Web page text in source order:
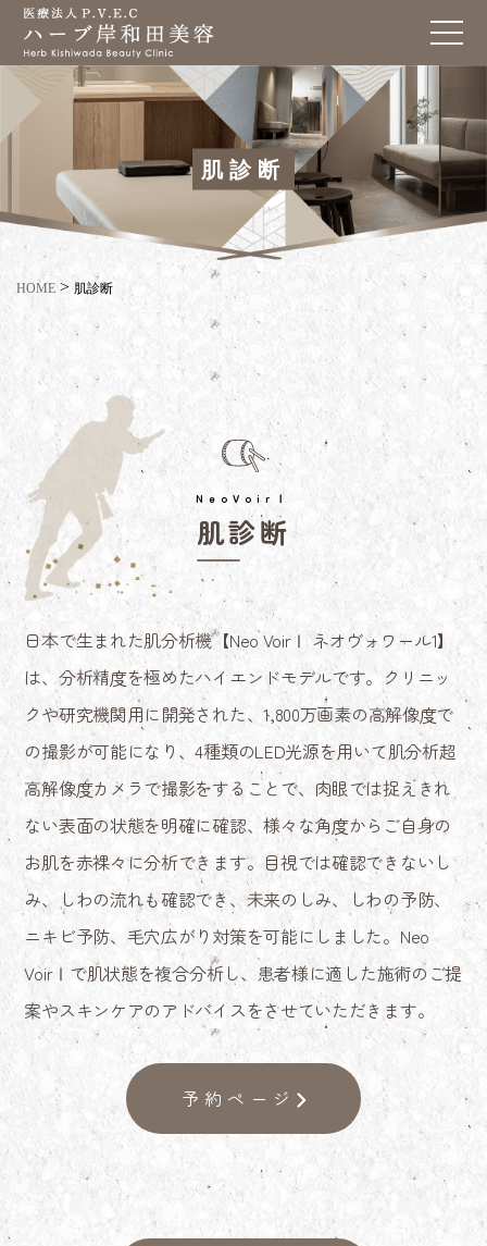
肌診断
HOME > 肌診断
NeoVoirⅠ
肌診断
日本で生まれた肌分析機【Neo VoirⅠ ネオヴォワール1】
は、分析精度を極めたハイエンドモデルです。クリニッ
クや研究機関用に開発された、1,800万画素の高解像度で
の撮影が可能になり、4種類のLED光源を用いて肌分析超
高解像度カメラで撮影をすることで、肉眼では捉えきれ
ない表面の状態を明確に確認、様々な角度からご自身の
お肌を赤裸々に分析できます。目視では確認できないし
み、しわの流れも確認でき、未来のしみ、しわの予防、
ニキビ予防、毛穴広がり対策を可能にしました。Neo
VoirⅠで肌状態を複合分析し、患者様に適した施術のご提
案やスキンケアのアドバイスをさせていただきます。
予約ページ